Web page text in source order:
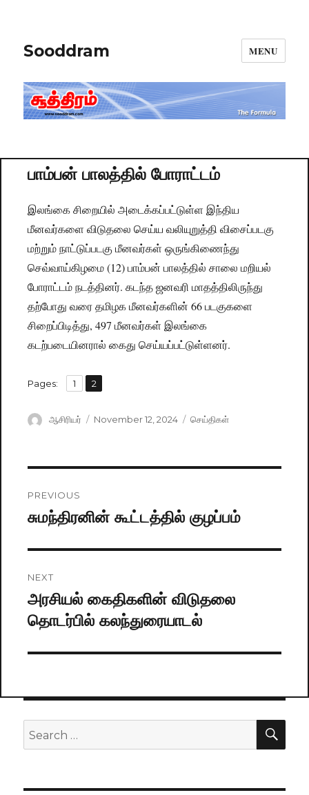
Sooddram MENU
பாம்பன் பாலத்தில் போராட்டம்
இலங்கை சிறையில் அடைக்கப்பட்டுள்ள இந்திய
மீனவர்களை விடுதலை செய்ய வலியுறுத்தி விசைப்படகு
மற்றும் நாட்டுப்படகு மீனவர்கள் ஒருங்கிணைந்து
செவ்வாய்கிழமை (12) பாம்பன் பாலத்தில் சாலை மறியல்
போராட்டம் நடத்தினர். கடந்த ஜனவரி மாதத்திலிருந்து
தற்போது வரை தமிழக மீனவர்களின் 66 படகுகளை
சிறைப்பிடித்து, 497 மீனவர்கள் இலங்கை
கடற்படையினரால் கைது செய்யப்பட்டுள்ளனர்.
Pages: Page
1 ,
Page
2
Author
ஆசிரியர்
Posted
November 12, 2024 Categories
செய்திகள்
navigation
PREVIOUS
Previous
சுமந்திரனின் கூட்டத்தில் குழப்பம்
NEXT
Next
post:
அரசியல் கைதிகளின் விடுதலை
தொடர்பில் கலந்துரையாடல்
Search
for: